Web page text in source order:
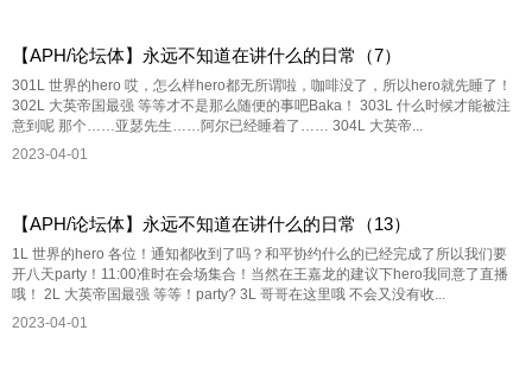
【APH/论坛体】永远不知道在讲什么的日常（7）
301L 世界的hero 哎，怎么样hero都无所谓啦，咖啡没了，所以hero就先睡了！
302L 大英帝国最强 等等才不是那么随便的事吧Baka！ 303L 什么时候才能被注
意到呢 那个……亚瑟先生……阿尔已经睡着了…… 304L 大英帝...
2023-04-01
【APH/论坛体】永远不知道在讲什么的日常（13）
1L 世界的hero 各位！通知都收到了吗？和平协约什么的已经完成了所以我们要
开八天party！11:00准时在会场集合！当然在王嘉龙的建议下hero我同意了直播
哦！ 2L 大英帝国最强 等等！party? 3L 哥哥在这里哦 不会又没有收...
2023-04-01